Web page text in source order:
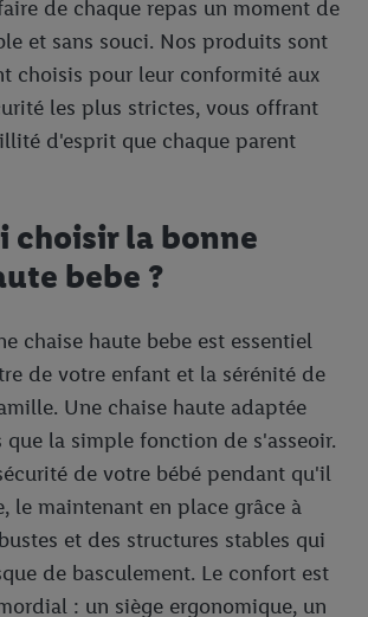
de chaque repas un moment de
et sans souci. Nos produits sont
choisis pour leur conformité aux
les plus strictes, vous offrant
d'esprit que chaque parent
choisir la bonne
bebe ?
chaise haute bebe est essentiel
de votre enfant et la sérénité de
Une chaise haute adaptée
la simple fonction de s'asseoir.
de votre bébé pendant qu'il
le maintenant en place grâce à
et des structures stables qui
de basculement. Le confort est
: un siège ergonomique, un